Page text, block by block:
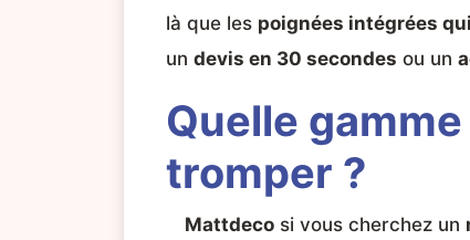
là que les poignées intégrées
un devis en 30 secondes ou un
Quelle
tromper ?
Mattdeco si vous cherchez un